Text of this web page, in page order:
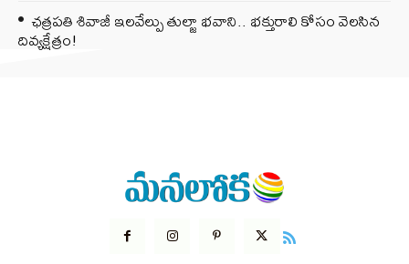
ఛత్రపతి శివాజీ ఇలవేల్పు తుల్జా భవాని.. భక్తురాలి కోసం వెలసిన
దివ్యక్షేత్రం!